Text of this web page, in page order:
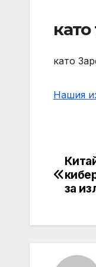
като
като
Нашия
Post
за